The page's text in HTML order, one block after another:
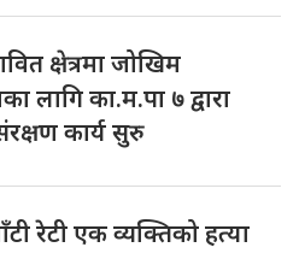
क्षेत्रमा जोखिम
लागि का.म.पा ७ द्वारा
कार्य सुरु
रेटी एक व्यक्तिको हत्या